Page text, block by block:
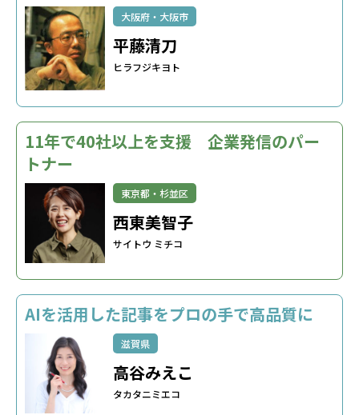
大阪府・大阪市
平藤清刀
ヒラフジキヨト
11年で40社以上を支援 企業発信のパー
トナー
東京都・杉並区
西東美智子
サイトウ ミチコ
AIを活用した記事をプロの手で高品質に
滋賀県
高谷みえこ
タカタニミエコ